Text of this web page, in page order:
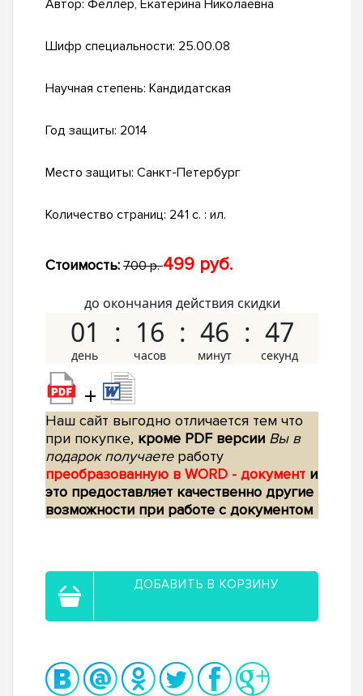
Автор: Феллер, Екатерина Николаевна
Шифр специальности: 25.00.08
Научная степень: Кандидатская
Год защиты: 2014
Место защиты: Санкт-Петербург
Количество страниц: 241 с. : ил.
Стоимость: 700 р.499 руб.
до окончания действия скидки
01 16 46 46
+
Наш сайт выгодно отличается тем что
при покупке, кроме PDF версии Вы в
подарок получаетеработу
преобразованную в WORD - документ и
это предоставляет качественно другие
возможности при работе с документом
ДОБАВИТЬ В КОРЗИНУ